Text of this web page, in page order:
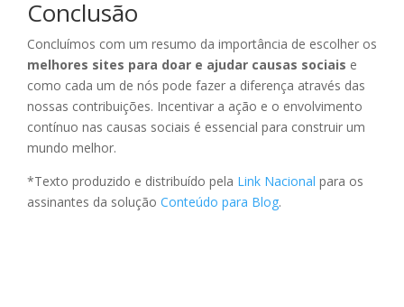
Conclusão
Concluímos com um resumo da importância de escolher os
melhores sites para doar e ajudar causas sociais e
como cada um de nós pode fazer a diferença através das
nossas contribuições. Incentivar a ação e o envolvimento
contínuo nas causas sociais é essencial para construir um
mundo melhor.
*Texto produzido e distribuído pela Link Nacional para os
assinantes da solução Conteúdo para Blog.